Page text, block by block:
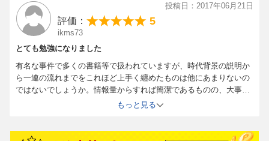
年の歩み』（ダイヤモンド社）など、著書多数。
投稿日：2017年06月21日
評価： 5
ikms73
とても勉強になりました
有名な事件で多くの書籍等で扱われていますが、時代背景の説明か
ら一連の流れまでをこれほど上手く纏めたものは他にあまりないの
ではないでしょうか。情報量からすれば簡潔であるものの、大事な
点も網羅されています。著者は立派な仕事を成されたと思います。
もっと見る